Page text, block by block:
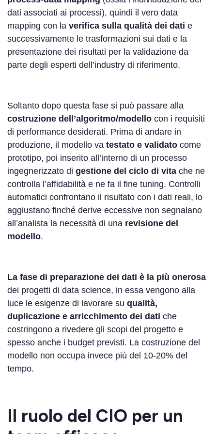
dati associati ai processi), quindi il vero data
mapping con la verifica sulla qualità dei dati e
successivamente le trasformazioni sui dati e la
presentazione dei risultati per la validazione da
parte degli esperti dell’industry di riferimento.
Soltanto dopo questa fase si può passare alla
costruzione dell’algoritmo/modello con i requisiti
di performance desiderati. Prima di andare in
produzione, il modello va testato e validato come
prototipo, poi inserito all’interno di un processo
ingegnerizzato di gestione del ciclo di vita che ne
controlla l’affidabilità e ne fa il fine tuning. Controlli
automatici confrontano il risultato con i dati reali, lo
aggiustano finché derive eccessive non segnalano
all’analista la necessità di una revisione del
modello.
La fase di preparazione dei dati è la più onerosa
dei progetti di data science, in essa vengono alla
luce le esigenze di lavorare su qualità,
duplicazione e arricchimento dei dati che
costringono a rivedere gli scopi del progetto e
spesso anche i budget previsti. La costruzione del
modello non occupa invece più del 10-20% del
tempo.
Il ruolo del CIO per un